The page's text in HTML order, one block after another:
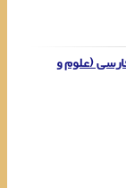
(علوم و